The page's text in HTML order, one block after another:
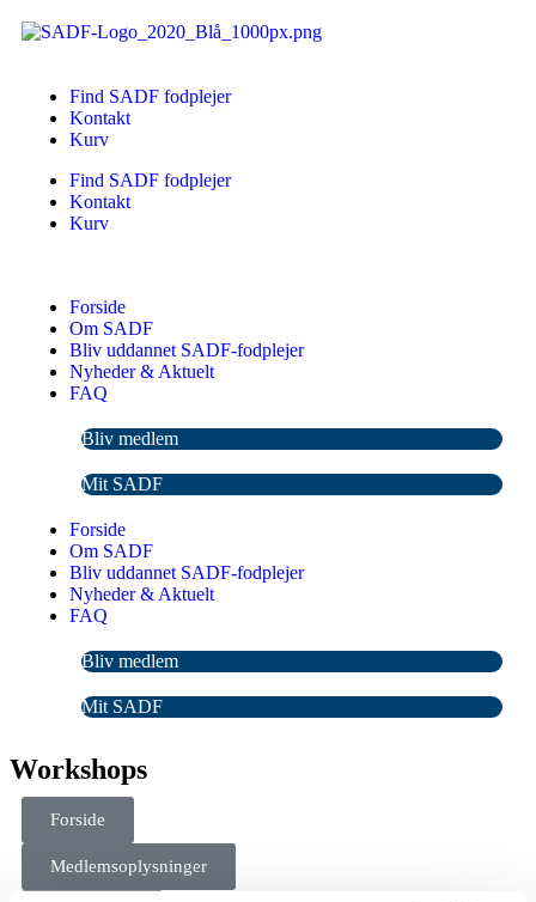
Find SADF fodplejer
Kontakt
Kurv
Find SADF fodplejer
Kontakt
Kurv
Forside
Om SADF
Bliv uddannet SADF-fodplejer
Nyheder & Aktuelt
FAQ
Bliv medlem
Mit SADF
Forside
Om SADF
Bliv uddannet SADF-fodplejer
Nyheder & Aktuelt
FAQ
Bliv medlem
Mit SADF
Workshops
Forside
Medlemsoplysninger